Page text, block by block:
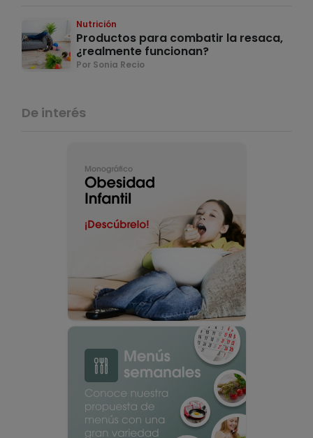
Nutrición
Productos para combatir la resaca,
¿realmente funcionan?
Por Sonia Recio
De interés